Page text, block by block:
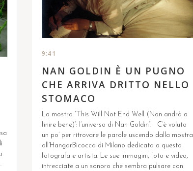
9:41
NAN GOLDIN È UN PUGNO
CHE ARRIVA DRITTO NELLO
STOMACO
La mostra “This Will Not End Well (Non andrà a
finire bene)”: l’universo di Nan Goldin”. C’è voluto
un po’ per ritrovare le parole uscendo dalla mostra
all’HangarBicocca di Milano dedicata a questa
fotografa e artista. Le sue immagini, foto e video,
intrecciate a un sonoro che sembra pulsare con